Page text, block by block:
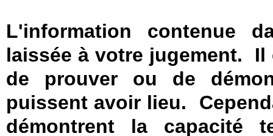
L'information contenue
laissée à votre jugement.
de prouver ou de
puissent avoir lieu.
démontrent la capacité